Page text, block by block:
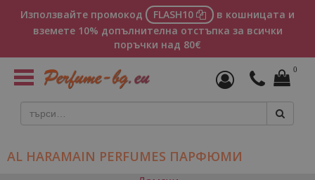
Използвайте промокод FLASH10
в кошницата и
вземете 10% допълнителна отстъпка за всички
поръчки над 80€
Toggle
navigation
0
AL HARAMAIN PERFUMES ПАРФЮМИ